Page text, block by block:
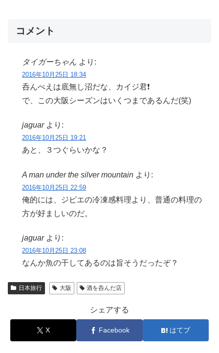
コメント
タイガーちゃん より:
2016年10月25日 18:34
呑んべえは底無し沼だな、カイジ君❗
で、この大阪シーズンはいくつまであるんだ(笑)
jaguar より:
2016年10月25日 19:21
あと、３つぐらいかな？
A man under the silver mountain より:
2016年10月25日 22:59
俺的には、ジビエの冷凍感料理より、普通の料理の
方が好ましいのだ。
jaguar より:
2016年10月25日 23:08
なんか魚の干してあるのは旨そうだったぞ？
日本旅行 大阪 酒を呑んだ店
シェアする
X Facebook はてブ